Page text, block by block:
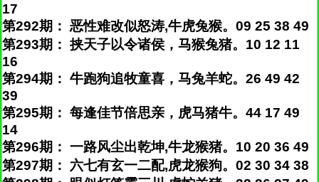
17
第292期： 恶性难改似怒涛,牛虎兔猴。09 25 38 49
第293期： 挟天子以令诸侯，马猴兔猪。10 12 11
16
第294期： 牛跑狗追牧童喜，马兔羊蛇。26 49 42
39
第295期： 每逢佳节倍思亲，虎马猪牛。44 17 49
14
第296期： 一路风尘出乾坤,牛龙猴猪。10 20 36 49
第297期： 六七有玄一二配,虎龙猴狗。02 30 34 38